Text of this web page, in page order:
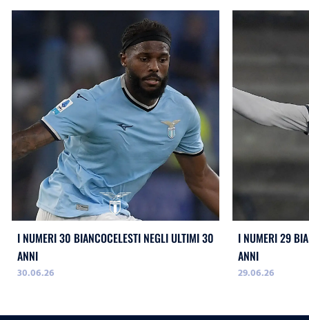
I NUMERI 30 BIANCOCELESTI NEGLI ULTIMI 30
ANNI
30.06.26
I NUMERI 29
ANNI
29.06.26